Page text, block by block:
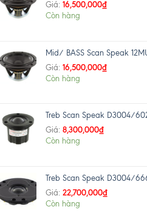
Giá: 16,500,000₫
Còn hàng
Mid/ BASS Scan Speak
Giá: 16,500,000₫
Còn hàng
Treb Scan Speak D3004/
Giá: 8,300,000₫
Còn hàng
Treb Scan Speak D3004/
Giá: 22,700,000₫
Còn hàng